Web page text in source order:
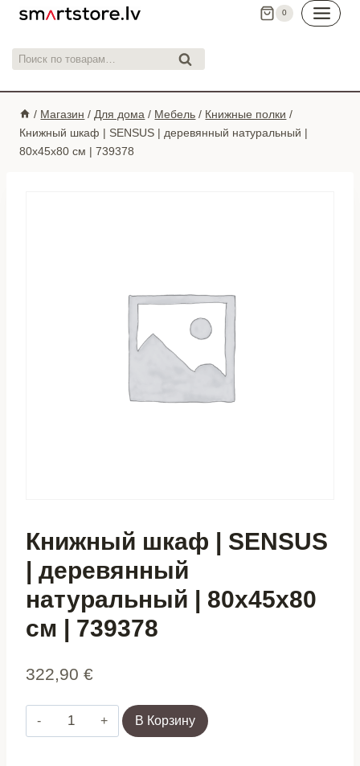
Перейти
контенту
0
Искать: Поиск
/ Магазин / Для дома / Мебель / Книжные полки /
Книжный шкаф | SENSUS | деревянный натуральный |
80x45x80 см | 739378
Книжный шкаф | SENSUS
| деревянный
натуральный | 80x45x80
см | 739378
322,90 €
Количество
товара
В Корзину